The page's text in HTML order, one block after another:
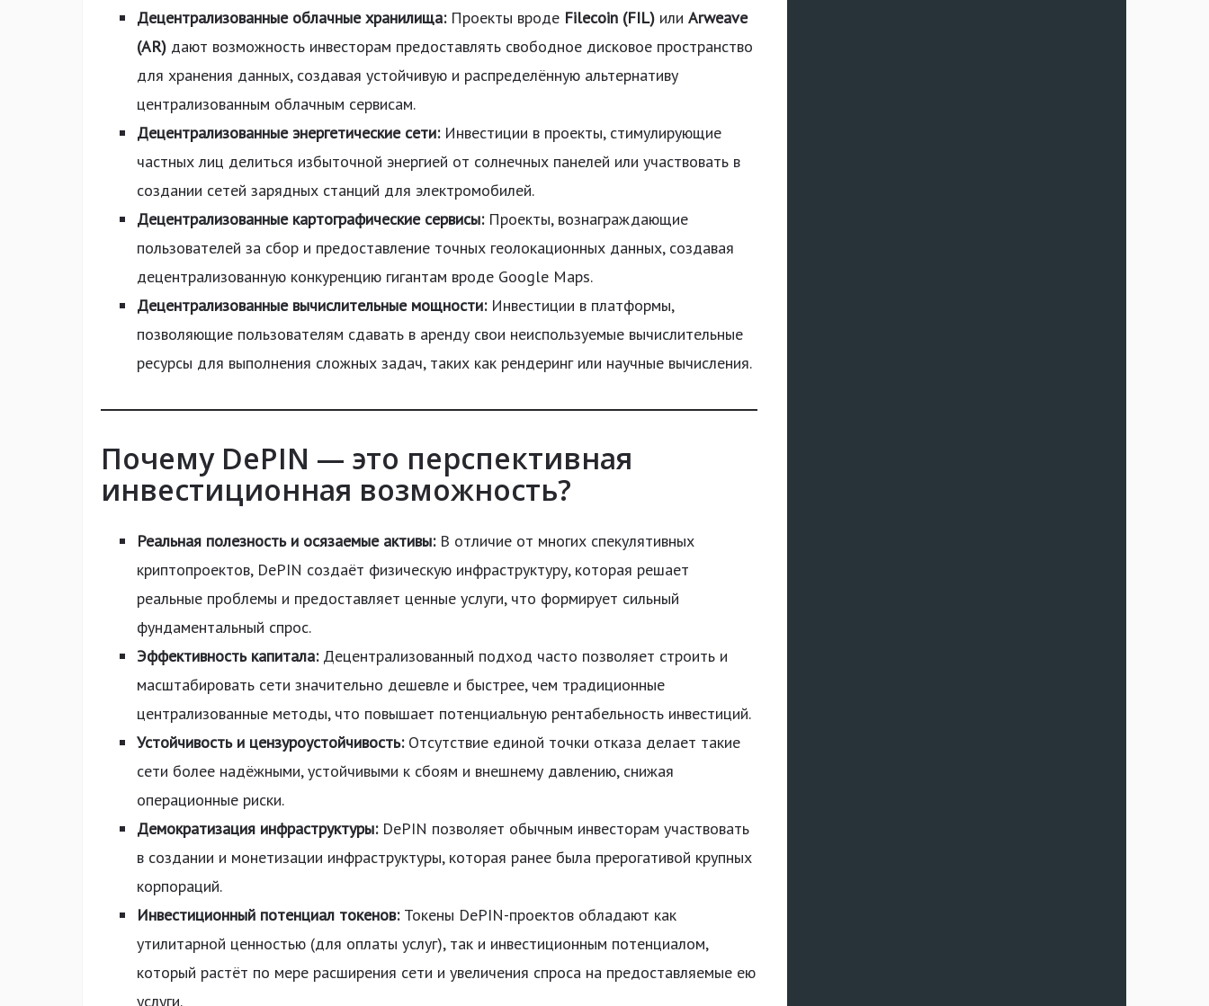
Децентрализованные облачные хранилища:Проекты вроде Filecoin (FIL) или Arweave
(AR) дают возможность инвесторам предоставлять свободное дисковое пространство
для хранения данных, создавая устойчивую и распределённую альтернативу
централизованным облачным сервисам.
Децентрализованные энергетические сети:Инвестиции в проекты, стимулирующие
частных лиц делиться избыточной энергией от солнечных панелей или участвовать в
создании сетей зарядных станций для электромобилей.
Децентрализованные картографические сервисы:Проекты, вознаграждающие
пользователей за сбор и предоставление точных геолокационных данных, создавая
децентрализованную конкуренцию гигантам вроде Google Maps.
Децентрализованные вычислительные мощности:Инвестиции в платформы,
позволяющие пользователям сдавать в аренду свои неиспользуемые вычислительные
ресурсы для выполнения сложных задач, таких как рендеринг или научные вычисления.
Почему DePIN — это перспективная
инвестиционная возможность?
Реальная полезность и осязаемые активы:В отличие от многих спекулятивных
криптопроектов, DePIN создаёт физическую инфраструктуру, которая решает
реальные проблемы и предоставляет ценные услуги, что формирует сильный
фундаментальный спрос.
Эффективность капитала:Децентрализованный подход часто позволяет строить и
масштабировать сети значительно дешевле и быстрее, чем традиционные
централизованные методы, что повышает потенциальную рентабельность инвестиций.
Устойчивость и цензуроустойчивость:Отсутствие единой точки отказа делает такие
сети более надёжными, устойчивыми к сбоям и внешнему давлению, снижая
операционные риски.
Демократизация инфраструктуры:DePIN позволяет обычным инвесторам участвовать
в создании и монетизации инфраструктуры, которая ранее была прерогативой крупных
корпораций.
Инвестиционный потенциал токенов:Токены DePIN-проектов обладают как
утилитарной ценностью (для оплаты услуг), так и инвестиционным потенциалом,
который растёт по мере расширения сети и увеличения спроса на предоставляемые ею
услуги.